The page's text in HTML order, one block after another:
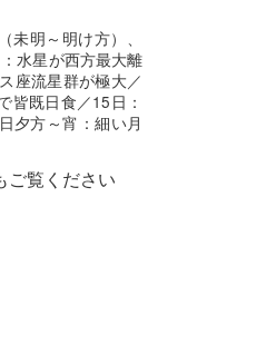
未明～明け方）、
水星が西方最大離
座流星群が極大／
皆既日食／15日：
夕方～宵：細い月
ご覧ください